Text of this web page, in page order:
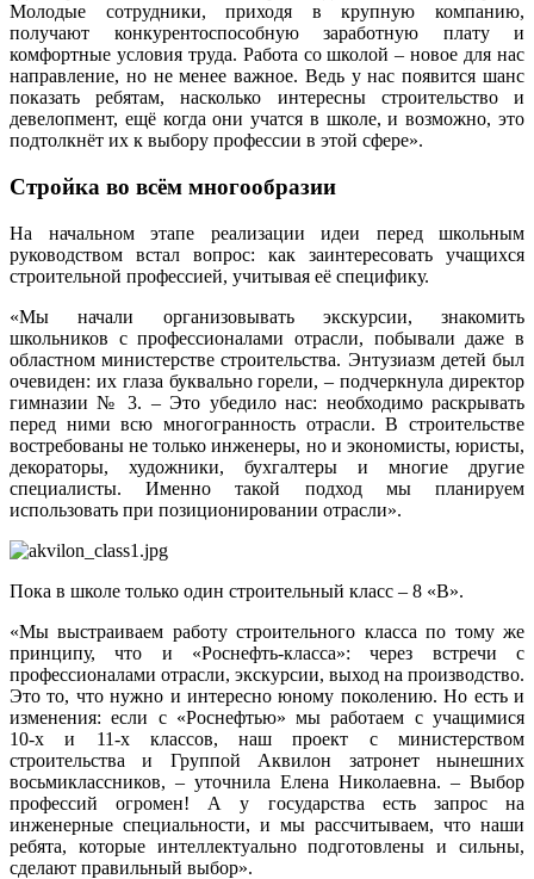
Молодые сотрудники, приходя в крупную компанию,
получают конкурентоспособную заработную плату и
комфортные условия труда. Работа со школой – новое для нас
направление, но не менее важное. Ведь у нас появится шанс
показать ребятам, насколько интересны строительство и
девелопмент, ещё когда они учатся в школе, и возможно, это
подтолкнёт их к выбору профессии в этой сфере».
Стройка во всём многообразии
На начальном этапе реализации идеи перед школьным
руководством встал вопрос: как заинтересовать учащихся
строительной профессией, учитывая её специфику.
«Мы начали организовывать экскурсии, знакомить
школьников с профессионалами отрасли, побывали даже в
областном министерстве строительства. Энтузиазм детей был
очевиден: их глаза буквально горели, – подчеркнула директор
гимназии № 3. – Это убедило нас: необходимо раскрывать
перед ними всю многогранность отрасли. В строительстве
востребованы не только инженеры, но и экономисты, юристы,
декораторы, художники, бухгалтеры и многие другие
специалисты. Именно такой подход мы планируем
использовать при позиционировании отрасли».
Пока в школе только один строительный класс – 8 «В».
«Мы выстраиваем работу строительного класса по тому же
принципу, что и «Роснефть-класса»: через встречи с
профессионалами отрасли, экскурсии, выход на производство.
Это то, что нужно и интересно юному поколению. Но есть и
изменения: если с «Роснефтью» мы работаем с учащимися
10‑х и 11‑х классов, наш проект с министерством
строительства и Группой Аквилон затронет нынешних
восьмиклассников, – уточнила Елена Николаевна. – Выбор
профессий огромен! А у государства есть запрос на
инженерные специальности, и мы рассчитываем, что наши
ребята, которые интеллектуально подготовлены и сильны,
сделают правильный выбор».